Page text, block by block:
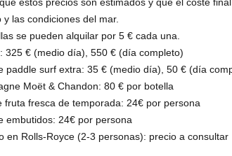
estos precios son estimados y que el coste
y las condiciones del mar.
se pueden alquilar por 5 € cada una.
325 € (medio día), 550 € (día completo)
paddle surf extra: 35 € (medio día), 50 € (día
Moët & Chandon: 80 € por botella
fruta fresca de temporada: 24€ por persona
embutidos: 24€ por persona
en Rolls-Royce (2-3 personas): precio a consultar